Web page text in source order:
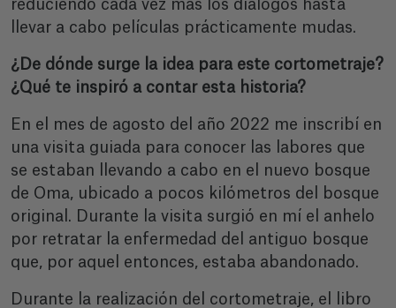
reduciendo cada vez más los diálogos hasta
llevar a cabo películas prácticamente mudas.
¿De dónde surge la idea para este cortometraje?
¿Qué te inspiró a contar esta historia?
En el mes de agosto del año 2022 me inscribí en
una visita guiada para conocer las labores que
se estaban llevando a cabo en el nuevo bosque
de Oma, ubicado a pocos kilómetros del bosque
original. Durante la visita surgió en mí el anhelo
por retratar la enfermedad del antiguo bosque
que, por aquel entonces, estaba abandonado.
Durante la realización del cortometraje, el libro